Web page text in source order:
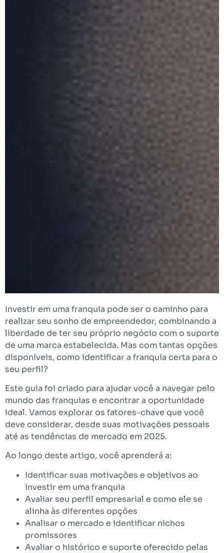
Investir em uma franquia pode ser o caminho para
realizar seu sonho de empreendedor, combinando a
liberdade de ter seu próprio negócio com o suporte
de uma marca estabelecida. Mas com tantas opções
disponíveis, como identificar a franquia certa para o
seu perfil?
Este guia foi criado para ajudar você a navegar pelo
mundo das franquias e encontrar a oportunidade
ideal. Vamos explorar os fatores-chave que você
deve considerar, desde suas motivações pessoais
até as tendências de mercado em 2025.
Ao longo deste artigo, você aprenderá a:
Identificar suas motivações e objetivos ao
investir em uma franquia
Avaliar seu perfil empresarial e como ele se
alinha às diferentes opções
Analisar o mercado e identificar nichos
promissores
Avaliar o histórico e suporte oferecido pelas